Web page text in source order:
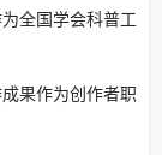
全国学会科普工
果作为创作者职